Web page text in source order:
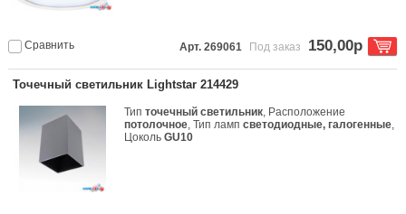
Сравнить Арт. 269061 Под заказ 150,00р
Точечный светильник Lightstar 214429
Типточечный светильник, Расположение
потолочное, Тип лампсветодиодные, галогенные,
ЦокольGU10